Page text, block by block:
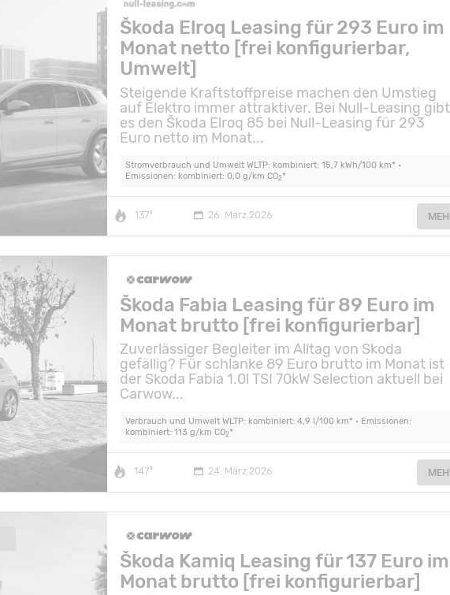
Škoda Elroq Leasing für 293 Euro im
Monat netto [frei konfigurierbar,
Umwelt]
Steigende Kraftstoffpreise machen den Umstieg
auf Elektro immer attraktiver. Bei Null-Leasing gibt
es den Škoda Elroq 85 bei Null-Leasing für 293
Euro netto im Monat...
Stromverbrauch und Umwelt WLTP: kombiniert: 15,7 kWh/100 km* •
Emissionen: kombiniert: 0,0 g/km CO2*
137° 26. März 2026
Škoda Fabia Leasing für 89 Euro im
Monat brutto [frei konfigurierbar]
Zuverlässiger Begleiter im Alltag von Skoda
gefällig? Für schlanke 89 Euro brutto im Monat ist
der Skoda Fabia 1.0l TSI 70kW Selection aktuell bei
Carwow...
Verbrauch und Umwelt WLTP: kombiniert: 4,9 l/100 km* • Emissionen:
kombiniert: 113 g/km CO2*
147° 24. März 2026
Škoda Kamiq Leasing für 137 Euro im
Monat brutto [frei konfigurierbar]